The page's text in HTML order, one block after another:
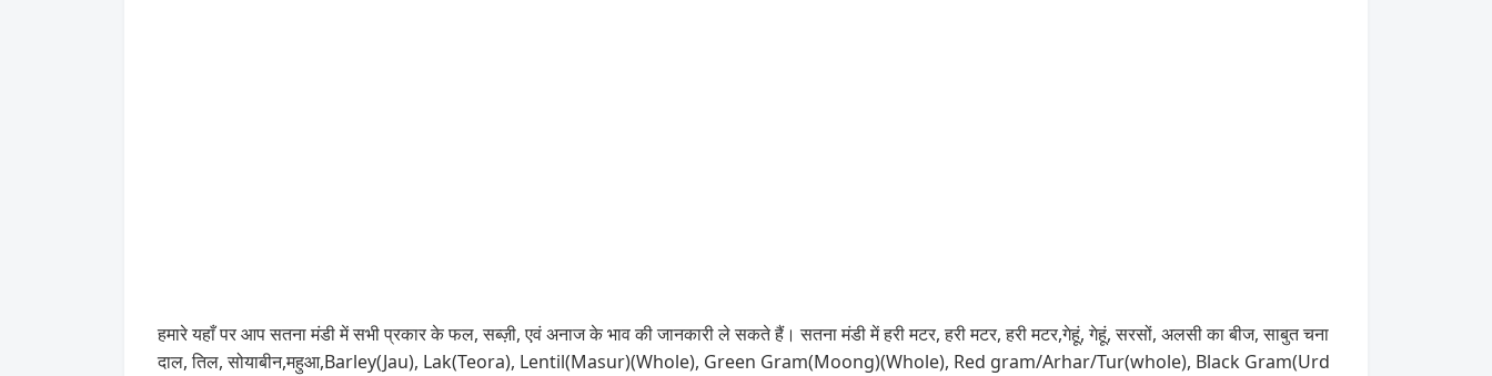
हमारे यहाँ पर आप सतना मंडी में सभी प्रकार के फल, सब्ज़ी, एवं अनाज के भाव की जानकारी ले सकते हैं। सतना मंडी में हरी मटर, हरी मटर, हरी मटर,गेहूं, गेहूं, सरसों, अलसी का बीज, साबुत चना
दाल, तिल, सोयाबीन,महुआ,Barley(Jau), Lak(Teora), Lentil(Masur)(Whole), Green Gram(Moong)(Whole), Red gram/Arhar/Tur(whole), Black Gram(Urd